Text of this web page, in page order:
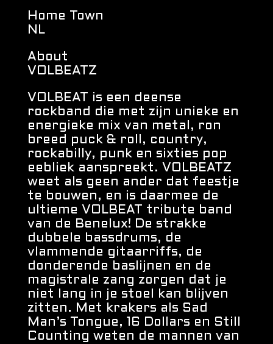
Home Town
NL
About
VOLBEATZ
VOLBEAT is een deense
rockband die met zijn unieke en
energieke mix van metal, ron
breed puck & roll, country,
rockabilly, punk en sixties pop
eebliek aanspreekt. VOLBEATZ
weet als geen ander dat feestje
te bouwen, en is daarmee de
ultieme VOLBEAT tribute band
van de Benelux! De strakke
dubbele bassdrums, de
vlammende gitaarriffs, de
donderende baslijnen en de
magistrale zang zorgen dat je
niet lang in je stoel kan blijven
zitten. Met krakers als Sad
Man’s Tongue, 16 Dollars en Still
Counting weten de mannen van